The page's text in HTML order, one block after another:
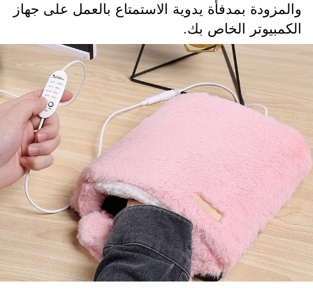
والمزودة بمدفأة يدوية الاستمتاع بالعمل على جهاز
الكمبيوتر الخاص بك.